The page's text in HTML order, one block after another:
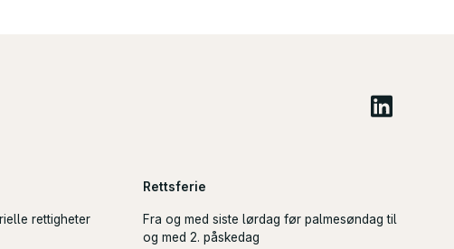
rettigheter
Rettsferie
Fra og med siste lørdag før palmesøndag til
og med 2. påskedag